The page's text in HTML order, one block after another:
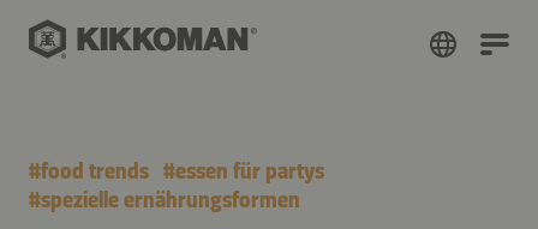
#food trends #essen für partys
#spezielle ernährungsformen